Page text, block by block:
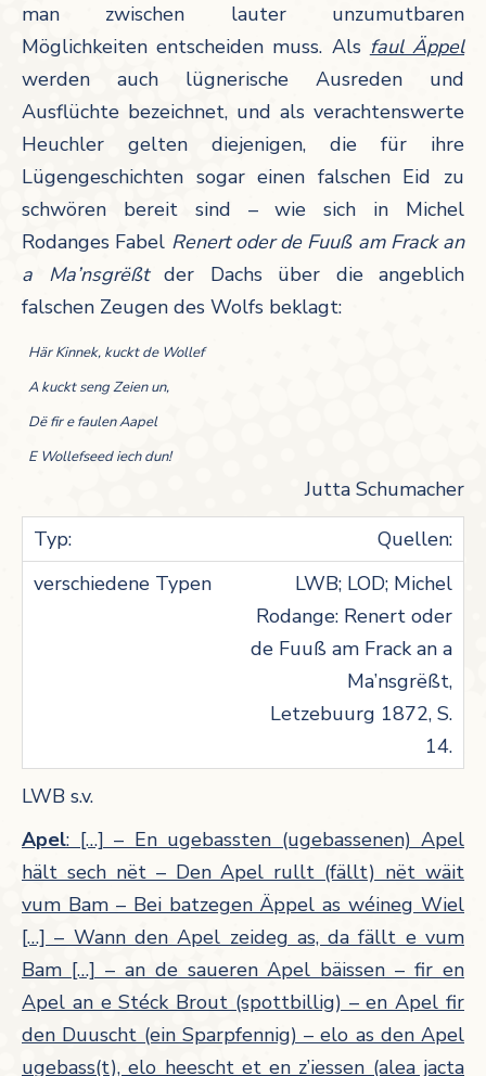
man zwischen lauter unzumutbaren
Möglichkeiten entscheiden muss. Als faul Äppel
werden auch lügnerische Ausreden und
Ausflüchte bezeichnet, und als verachtenswerte
Heuchler gelten diejenigen, die für ihre
Lügengeschichten sogar einen falschen Eid zu
schwören bereit sind – wie sich in Michel
Rodanges Fabel Renert oder de Fuuß am Frack an
a Ma’nsgrëßtder Dachs über die angeblich
falschen Zeugen des Wolfs beklagt:
Här Kinnek, kuckt de Wollef
A kuckt seng Zeien un,
Dë fir e faulen Aapel
E Wollefseed iech dun!
Jutta Schumacher
Quellen:
LWB; LOD; Michel
Rodange: Renert oder
de Fuuß am Frack an a
Ma’nsgrëßt,
Letzebuurg 1872, S.
14.
LWB s.v.
Apel: […] – En ugebassten (ugebassenen) Apel
hält sech nët – Den Apel rullt (fällt) nët wäit
vum Bam – Bei batzegen Äppel as wéineg Wiel
[…] – Wann den Apel zeideg as, da fällt e vum
Bam […] – an de saueren Apel bäissen – fir en
Apel an e Stéck Brout (spottbillig) – en Apel fir
den Duuscht (ein Sparpfennig) – elo as den Apel
ugebass(t), elo heescht et en z’iessen (alea jacta